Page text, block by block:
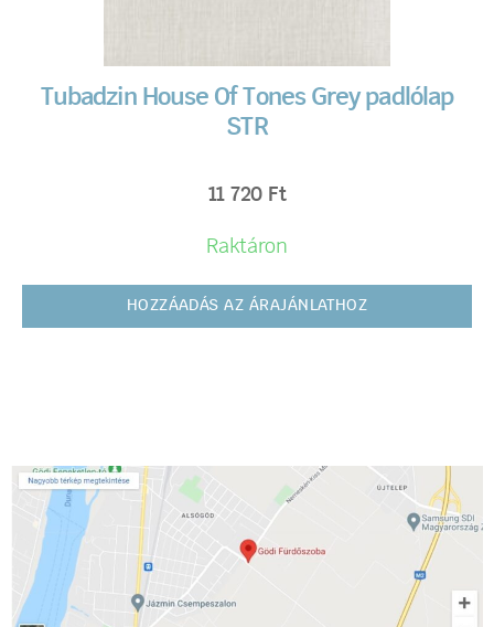
Tubadzin House Of Tones Grey padlólap
STR
11 720 Ft
Raktáron
HOZZÁADÁS AZ ÁRAJÁNLATHOZ